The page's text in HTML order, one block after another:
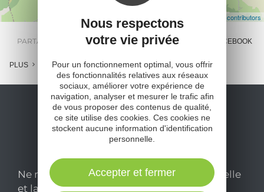
| Map data © OpenStreetMap contributors
PARTAGER : E-MAIL MESSENGER FACEBOOK
PLUS
Ne manquez pas notre newsletter mensuelle
et laissez-vous inspirer pour profiter
Nous respectons
votre vie privée
Pour un fonctionnement optimal, vous offrir
des fonctionnalités relatives aux réseaux
sociaux, améliorer votre expérience de
navigation, analyser et mesurer le trafic afin
de vous proposer des contenus de qualité,
ce site utilise des cookies. Ces cookies ne
stockent aucune information d'identification
personnelle.
Accepter et fermer